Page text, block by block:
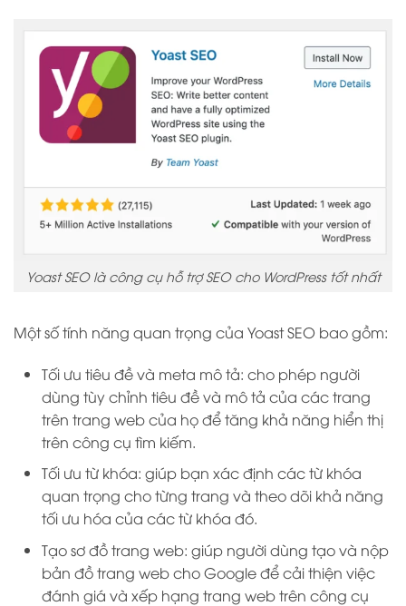
Yoast SEO là công cụ hỗ trợ SEO cho WordPress tốt nhất
Một số tính năng quan trọng của Yoast SEO bao gồm:
Tối ưu tiêu đề và meta mô tả: cho phép người
dùng tùy chỉnh tiêu đề và mô tả của các trang
trên trang web của họ để tăng khả năng hiển thị
trên công cụ tìm kiếm.
Tối ưu từ khóa: giúp bạn xác định các từ khóa
quan trọng cho từng trang và theo dõi khả năng
tối ưu hóa của các từ khóa đó.
Tạo sơ đồ trang web: giúp người dùng tạo và nộp
bản đồ trang web cho Google để cải thiện việc
đánh giá và xếp hạng trang web trên công cụ